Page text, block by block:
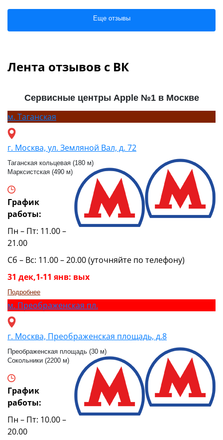
Еще отзывы
Лента отзывов с ВК
Сервисные центры Apple №1 в Москве
м. Таганская
г. Москва, ул. Земляной Вал, д. 72
Таганская кольцевая (180 м)
Марксистская (490 м)
График
работы:
Пн – Пт: 11.00 –
21.00
Сб – Вс: 11.00 – 20.00 (уточняйте по телефону)
31 дек,1-11 янв: вых
Подробнее
м. Преображенская пл.
г. Москва, Преображенская площадь, д.8
Преображенская площадь (30 м)
Сокольники (2200 м)
График
работы:
Пн – Пт: 10.00 –
20.00